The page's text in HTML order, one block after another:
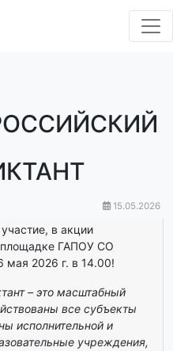
15.05.2026
в акции
площадке ГАПОУ СО
мая 2026 г. в 14.00!
– это масштабный
все субъекты
исполнительной и
учреждения,